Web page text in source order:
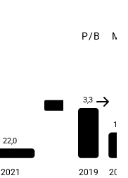
22,0
2021
P/B
3,3
1,7
2019 2020